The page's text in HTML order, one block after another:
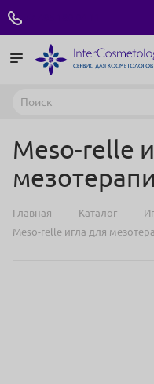
Meso-relle
Главная — Каталог —
Meso-relle игла для